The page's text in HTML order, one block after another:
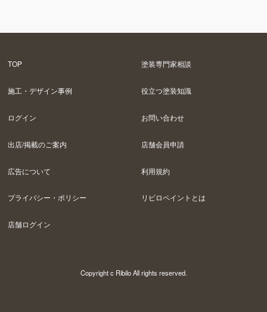
TOP 塗装専門家相談
施工・デザイン事例 役立つ塗装知識
ログイン お問い合わせ
出店/掲載のご案内 店舗会員申請
広告について 利用規約
プライバシー・ポリシー リビロペイントとは
店舗ログイン
Copyright c Ribilo All rights reserved.